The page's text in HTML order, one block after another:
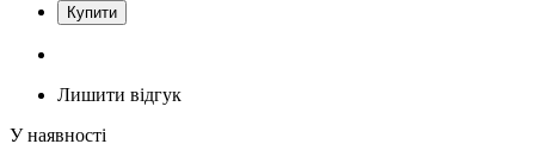
Лишити відгук